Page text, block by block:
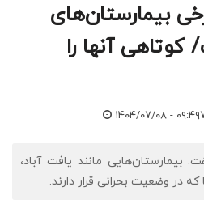
بیمارستان‌های
کوتاهی آنها را
۱۴۰۴/۰۷/۰۸ - ۰۹:۴۹
بیمارستان‌هایی مانند یافت آباد،
در وضعیت بحرانی قرار دارند.